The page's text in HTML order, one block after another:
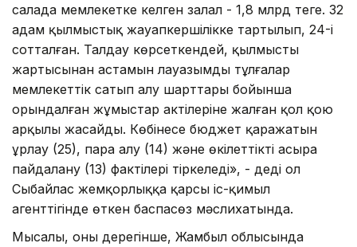
салада мемлекетке келген залал - 1,8 млрд теңге. 32
адам қылмыстық жауапкершілікке тартылып, 24-і
сотталған. Талдау көрсеткендей, қылмыстың
жартысынан астамын лауазымды тұлғалар
мемлекеттік сатып алу шарттары бойынша
орындалған жұмыстар актілеріне жалған қол қою
арқылы жасайды. Көбінесе бюджет қаражатын
ұрлау (25), пара алу (14) және өкілеттікті асыра
пайдалану (13) фактілері тіркеледі», - деді ол
Сыбайлас жемқорлыққа қарсы іс-қимыл
агенттігінде өткен баспасөз мәслихатында.
Мысалы, оның дерегінше, Жамбыл облысында